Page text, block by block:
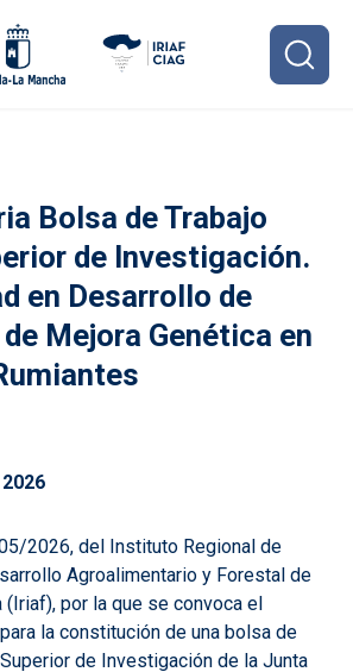
Bolsa de Trabajo
de Investigación.
en Desarrollo de
Mejora Genética en
2026, del Instituto Regional de
Agroalimentario y Forestal de
por la que se convoca el
la constitución de una bolsa de
de Investigación de la Junta